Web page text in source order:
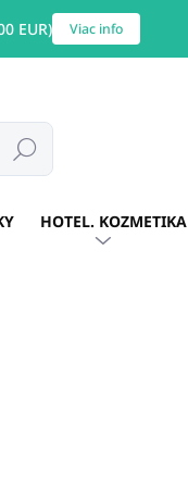
EUR) Viac info
Hľadať
HOTEL. KOZMETIKA